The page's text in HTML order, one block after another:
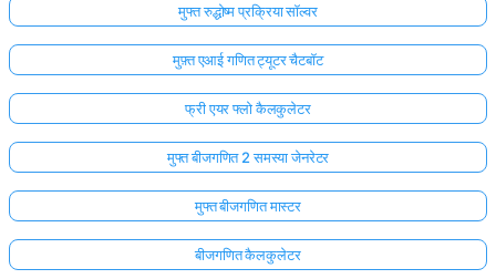
मुफ्त रुद्धोष्म प्रक्रिया सॉल्वर
मुफ़्त एआई गणित ट्यूटर चैटबॉट
फ्री एयर फ्लो कैलकुलेटर
मुफ्त बीजगणित 2 समस्या जेनरेटर
मुफ्त बीजगणित मास्टर
बीजगणित कैलकुलेटर